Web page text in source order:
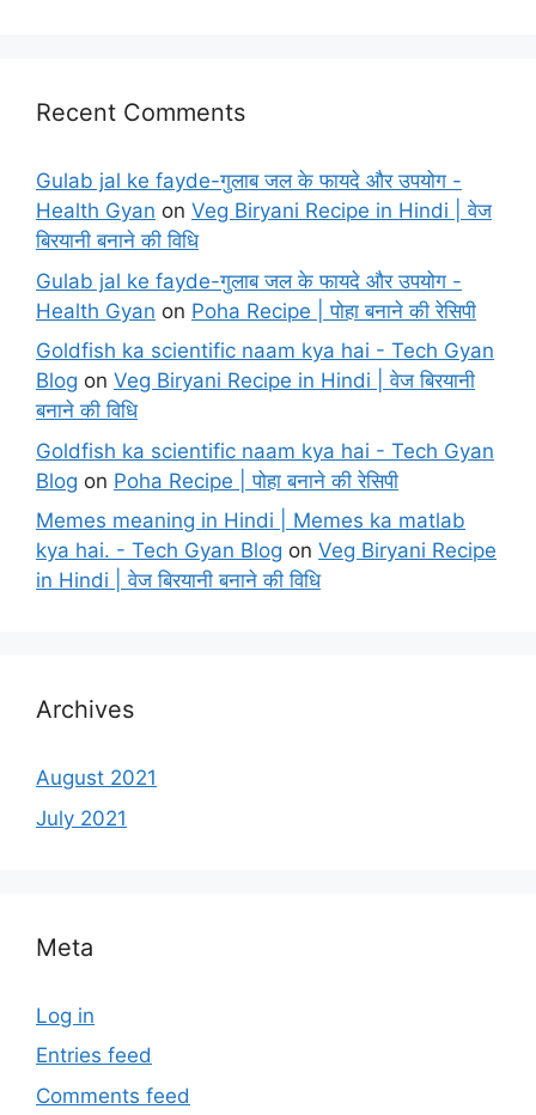
Recent Comments
Gulab jal ke fayde-गुलाब जल के फायदे और उपयोग -
Health Gyan on Veg Biryani Recipe in Hindi | वेज
बिरयानी बनाने की विधि
Gulab jal ke fayde-गुलाब जल के फायदे और उपयोग -
Health Gyan on Poha Recipe | पोहा बनाने की रेसिपी
Goldfish ka scientific naam kya hai - Tech Gyan
Blog on Veg Biryani Recipe in Hindi | वेज बिरयानी
बनाने की विधि
Goldfish ka scientific naam kya hai - Tech Gyan
Blog on Poha Recipe | पोहा बनाने की रेसिपी
Memes meaning in Hindi | Memes ka matlab
kya hai. - Tech Gyan Blog on Veg Biryani Recipe
in Hindi | वेज बिरयानी बनाने की विधि
Archives
August 2021
July 2021
Meta
Log in
Entries feed
Comments feed